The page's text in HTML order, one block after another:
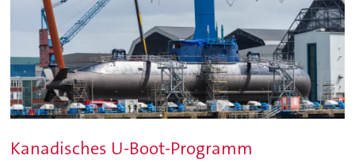
Kanadisches U-Boot-Programm